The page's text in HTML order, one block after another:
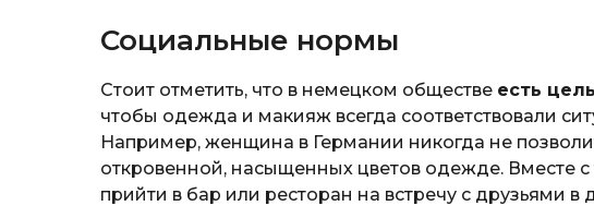
Социальные нормы
Стоит отметить, что в немецком обществе есть
чтобы одежда и макияж всегда соответствовали
Например, женщина в Германии никогда не
откровенной, насыщенных цветов одежде. Вместе
прийти в бар или ресторан на встречу с друзьями